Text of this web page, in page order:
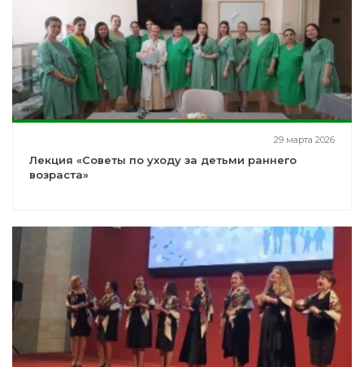
29 марта 2026
Лекция «Советы по уходу за детьми раннего
возраста»